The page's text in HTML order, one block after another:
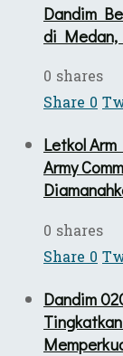
Dandim
di Medan,
0 shares
Share0
Letkol
Army
0 shares
Share0
Dandim